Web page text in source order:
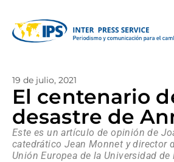
19 de julio, 2021
El centenario
desastre de
Este es un artículo de opinión de
catedrático Jean Monnet y director
Unión Europea de la Universidad de